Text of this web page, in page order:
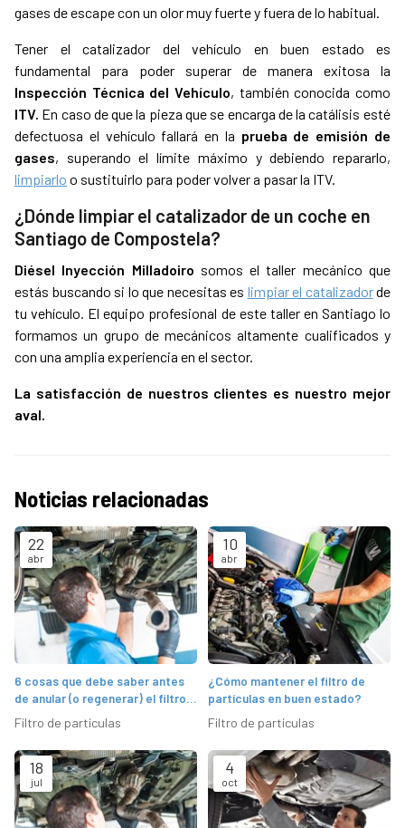
gases de escape con un olor muy fuerte y fuera de lo habitual.
Tener el catalizador del vehículo en buen estado es
fundamental para poder superar de manera exitosa la
Inspección Técnica del Vehículo, también conocida como
ITV. En caso de que la pieza que se encarga de la catálisis esté
defectuosa el vehículo fallará en la prueba de emisión de
gases, superando el límite máximo y debiendo repararlo,
limpiarlo o sustituirlo para poder volver a pasar la ITV.
¿Dónde limpiar el catalizador de un coche en
Santiago de Compostela?
Diésel Inyección Milladoiro somos el taller mecánico que
estás buscando si lo que necesitas es limpiar el catalizadorde
tu vehículo. El equipo profesional de este taller en Santiago lo
formamos un grupo de mecánicos altamente cualificados y
con una amplia experiencia en el sector.
La satisfacción de nuestros clientes es nuestro mejor
aval.
Noticias relacionadas
22
abr
6 cosas que debe saber antes
de anular (o regenerar) el filtro
de partículas (FAP/DPF)
Filtro de partículas
10
abr
¿Cómo mantener el filtro de
partículas en buen estado?
Filtro de partículas
18
jul
4
oct